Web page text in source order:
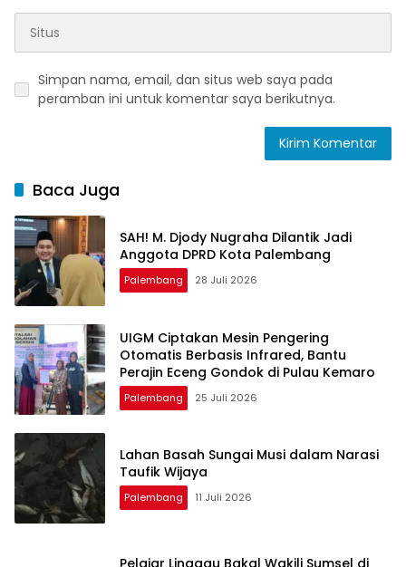
Simpan nama, email, dan situs web saya pada
peramban ini untuk komentar saya berikutnya.
Baca Juga
SAH! M. Djody Nugraha Dilantik Jadi
Anggota DPRD Kota Palembang
Palembang 28 Juli 2026
UIGM Ciptakan Mesin Pengering
Otomatis Berbasis Infrared, Bantu
Perajin Eceng Gondok di Pulau Kemaro
Palembang 25 Juli 2026
Lahan Basah Sungai Musi dalam Narasi
Taufik Wijaya
Palembang 11 Juli 2026